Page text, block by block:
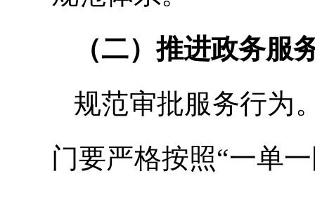
（二）推进政务服
规范审批服务行为
门要严格按照“一单